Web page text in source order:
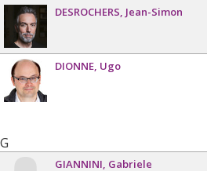
DESROCHERS Jean-Simon
DIONNE Ugo
G
GIANNINI Gabriele